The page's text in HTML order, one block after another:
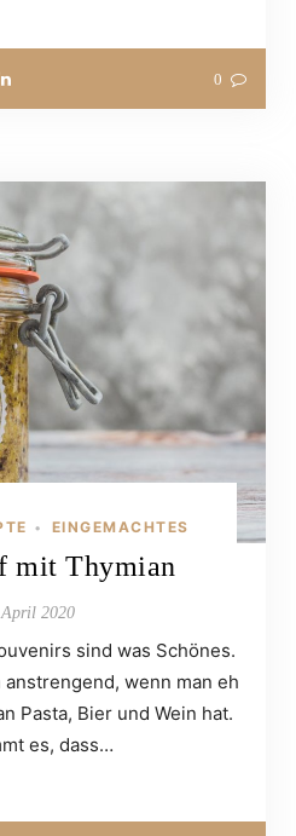
0
• EINGEMACHTES
mit Thymian
April 2020
sind was Schönes.
wenn man eh
Pasta, Bier und Wein hat.
es, dass…